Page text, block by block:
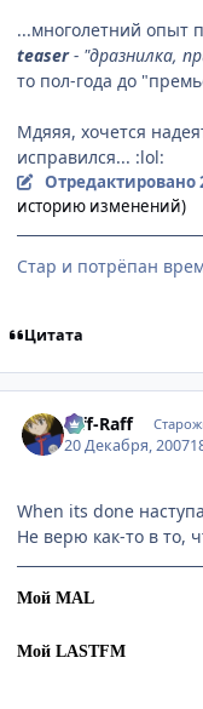
...многолетний опыт
teaser- "дразнилка,
то пол-года до
Мдяяя, хочется
исправился... :lol:
Отредактировано
историю изменений)
Стар и потрёпан
Цитата
Riff-Raff
20 Декабря, 2007
When its done
Не верю как-то в то,
Мой MAL
Мой LASTFM